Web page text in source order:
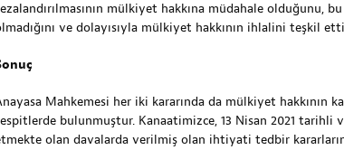
mülkiyet hakkına müdahale olduğunu,
ve dolayısıyla mülkiyet hakkının ihlalini teşkil
Mahkemesi her iki kararında da mülkiyet hakkının
bulunmuştur. Kanaatimizce, 13 Nisan 2021 tarihli
olan davalarda verilmiş olan ihtiyati tedbir